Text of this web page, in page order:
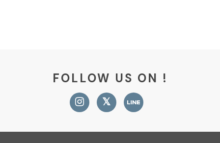
FOLLOW US ON !